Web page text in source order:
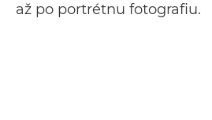
až po portrétnu fotografiu.